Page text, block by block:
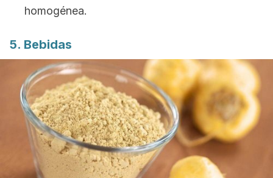
homogénea.
5. Bebidas